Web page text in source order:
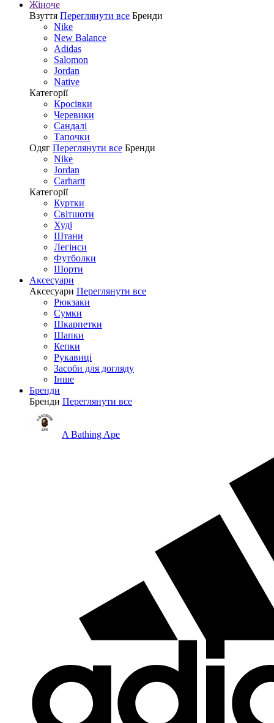
Жіноче
Взуття Переглянути все Бренди
Nike
New Balance
Adidas
Salomon
Jordan
Native
Категорії
Кросівки
Черевики
Сандалі
Tапочки
Одяг Переглянути все Бренди
Nike
Jordan
Carhartt
Категорії
Куртки
Світшоти
Худі
Штани
Легінси
Футболки
Шорти
Аксесуари
Аксесуари Переглянути все
Рюкзаки
Сумки
Шкарпетки
Шапки
Кепки
Рукавиці
Засоби для догляду
Інше
Бренди
Бренди Переглянути все
A Bathing Ape